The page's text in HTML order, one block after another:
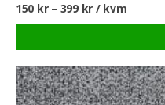
150 kr– 399 kr/ kvm